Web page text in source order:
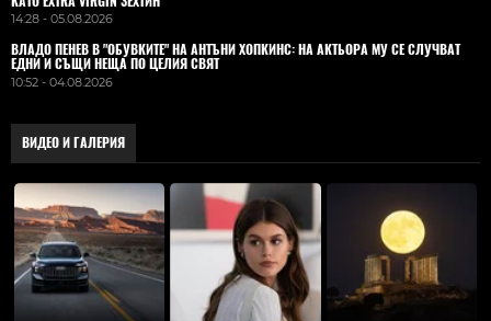
14:28 - 05.08.2026
ВЛАДO ПЕНЕВ В "ОБУВКИТЕ" НА АНТЪНИ ХОПКИНС: НА АКТЬОРА МУ СЕ СЛУЧВАТ
ЕДНИ И СЪЩИ НЕЩА ПО ЦЕЛИЯ СВЯТ
10:52 - 04.08.2026
ВИДЕО И ГАЛЕРИЯ